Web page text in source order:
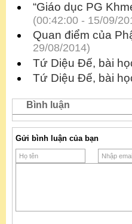
“Giáo dục PG
(00:42:00 - 15/09/
Quan điểm của
29/08/2014)
Tứ Diệu Đế, bài
Tứ Diệu Đế, bài
Bình luận
Gửi bình luận của bạn